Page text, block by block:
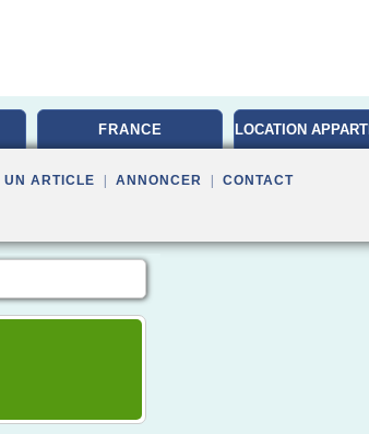
FRANCE LOCATION
UN ARTICLE ANNONCER CONTACT